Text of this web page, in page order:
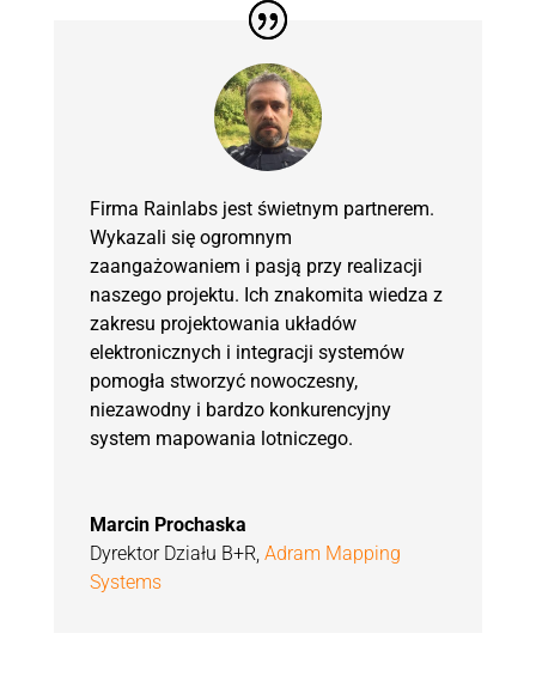
Firma Rainlabs jest świetnym partnerem.
Wykazali się ogromnym
zaangażowaniem i pasją przy realizacji
naszego projektu. Ich znakomita wiedza z
zakresu projektowania układów
elektronicznych i integracji systemów
pomogła stworzyć nowoczesny,
niezawodny i bardzo konkurencyjny
system mapowania lotniczego.
Marcin Prochaska
Dyrektor Działu B+R Adram Mapping
Systems